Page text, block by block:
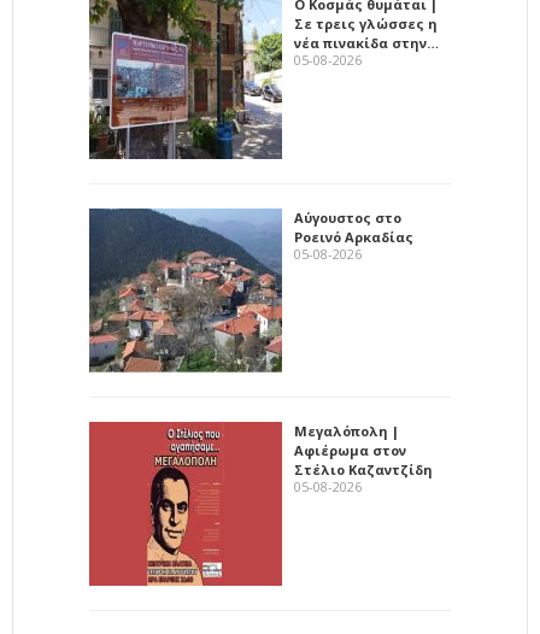
Ο Κοσμάς θυμάται |
Σε τρεις γλώσσες η
νέα πινακίδα στην…
05-08-2026
Αύγουστος στο
Ροεινό Αρκαδίας
05-08-2026
Μεγαλόπολη |
Αφιέρωμα στον
Στέλιο Καζαντζίδη
05-08-2026